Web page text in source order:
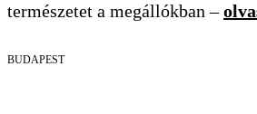
természetet a megállókban –
BUDAPEST